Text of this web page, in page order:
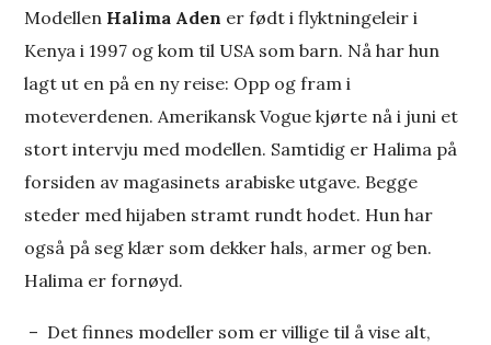
Modellen Halima Aden er født i flyktningeleir i
Kenya i 1997 og kom til USA som barn. Nå har hun
lagt ut en på en ny reise: Opp og fram i
moteverdenen. Amerikansk Vogue kjørte nå i juni et
stort intervju med modellen. Samtidig er Halima på
forsiden av magasinets arabiske utgave. Begge
steder med hijaben stramt rundt hodet. Hun har
også på seg klær som dekker hals, armer og ben.
Halima er fornøyd.
­ – Det finnes modeller som er villige til å vise alt,